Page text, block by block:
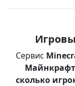
Сервис
Майнкрафт
сколько